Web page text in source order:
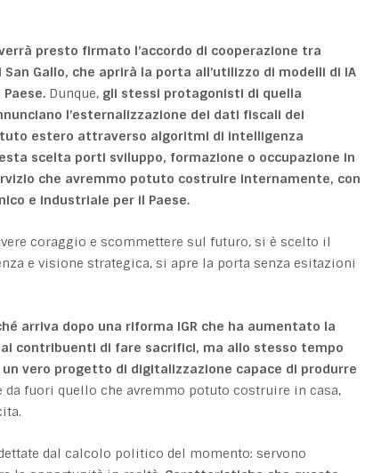
presto firmato l’accordo di cooperazione tra
Gallo, che aprirà la porta all’utilizzo di modelli di IA
. Dunque, gli stessi protagonisti di quella
l’esternalizzazione dei dati fiscali dei
estero attraverso algoritmi di intelligenza
scelta porti sviluppo, formazione o occupazione in
che avremmo potuto costruire internamente, con
e industriale per il Paese.
coraggio e scommettere sul futuro, si è scelto il
e visione strategica, si apre la porta senza esitazioni
arriva dopo una riforma IGR che ha aumentato la
contribuenti di fare sacrifici, ma allo stesso tempo
vero progetto di digitalizzazione capace di produrre
da fuori quello che avremmo potuto costruire in casa,
dal calcolo politico del momento: servono